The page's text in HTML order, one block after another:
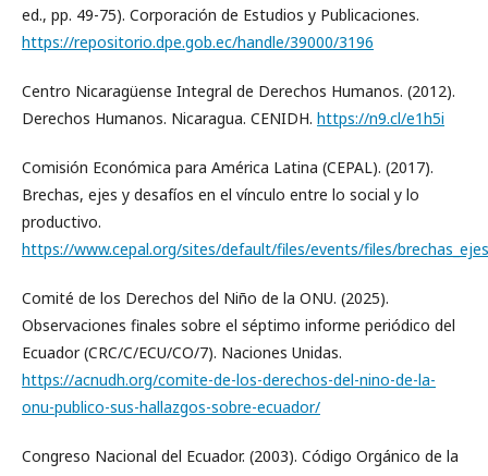
ed., pp. 49-75). Corporación de Estudios y Publicaciones.
https://repositorio.dpe.gob.ec/handle/39000/3196
Centro Nicaragüense Integral de Derechos Humanos. (2012).
Derechos Humanos. Nicaragua. CENIDH. https://n9.cl/e1h5i
Comisión Económica para América Latina (CEPAL). (2017).
Brechas, ejes y desafíos en el vínculo entre lo social y lo
productivo.
https://www.cepal.org/sites/default/files/events/files/
Comité de los Derechos del Niño de la ONU. (2025).
Observaciones finales sobre el séptimo informe periódico del
Ecuador (CRC/C/ECU/CO/7). Naciones Unidas.
https://acnudh.org/comite-de-los-derechos-del-nino-de-la-
onu-publico-sus-hallazgos-sobre-ecuador/
Congreso Nacional del Ecuador. (2003). Código Orgánico de la